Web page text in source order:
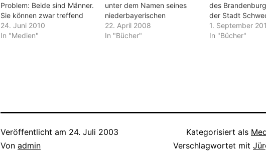
Problem: Beide sind Männer.
Sie können zwar treffend
über Fussball in der
Halbzeitpause und nach
24. Juni 2010
In "Medien"
unter dem Namen seines
niederbayerischen
Heimatortes eine Mischung
aus Jazz, Rock, Folklore und
22. April 2008
In "Bücher"
des
der Stadt
(Uckermark).
zweitägigen
Stadt für die
1. September
In "Bücher"
Veröffentlicht am 24. Juli 2003
Von admin
Kategorisiert als
Verschlagwortet mit